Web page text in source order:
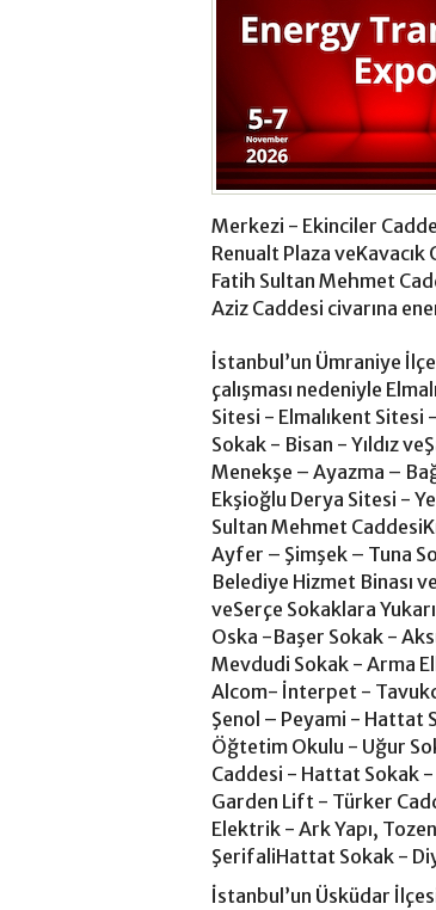
Merkezi - Ekinciler
Renualt Plaza
Fatih Sultan Mehmet
Aziz Caddesi civarına
İstanbul’un Ümraniye
çalışması nedeniyle
Sitesi - Elmalıkent Sitesi
Sokak - Bisan - Yıldız
Menekşe – Ayazma –
Ekşioğlu Derya Sitesi -
Sultan Mehmet
Ayfer – Şimşek – Tuna
Belediye Hizmet Binası
veSerçe Sokaklara
Oska -Başer Sokak -
Mevdudi Sokak - Arma
Alcom- İnterpet -
Şenol – Peyami - Hattat
Öğtetim Okulu - Uğur
Caddesi - Hattat Sokak -
Garden Lift - Türker
Elektrik - Ark Yapı,
ŞerifaliHattat Sokak -
İstanbul’un Üsküdar